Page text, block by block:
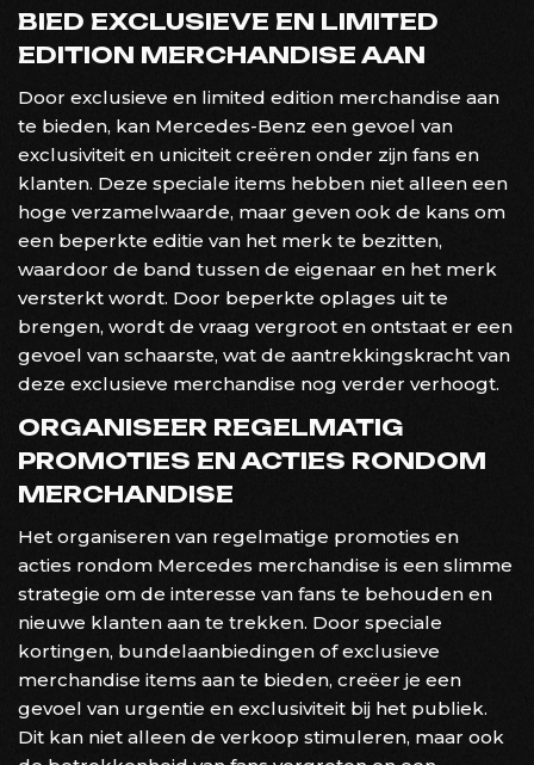
BIED EXCLUSIEVE EN LIMITED
EDITION MERCHANDISE AAN
Door exclusieve en limited edition merchandise aan
te bieden, kan Mercedes-Benz een gevoel van
exclusiviteit en uniciteit creëren onder zijn fans en
klanten. Deze speciale items hebben niet alleen een
hoge verzamelwaarde, maar geven ook de kans om
een ​​beperkte editie van het merk te bezitten,
waardoor de band tussen de eigenaar en het merk
versterkt wordt. Door beperkte oplages uit te
brengen, wordt de vraag vergroot en ontstaat er een
gevoel van schaarste, wat de aantrekkingskracht van
deze exclusieve merchandise nog verder verhoogt.
ORGANISEER REGELMATIG
PROMOTIES EN ACTIES RONDOM
MERCHANDISE
Het organiseren van regelmatige promoties en
acties rondom Mercedes merchandise is een slimme
strategie om de interesse van fans te behouden en
nieuwe klanten aan te trekken. Door speciale
kortingen, bundelaanbiedingen of exclusieve
merchandise items aan te bieden, creëer je een
gevoel van urgentie en exclusiviteit bij het publiek.
Dit kan niet alleen de verkoop stimuleren, maar ook